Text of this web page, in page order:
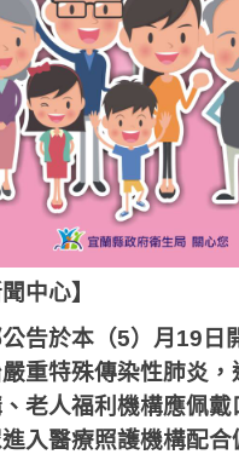
中心】
告於本（5）月 19 日
重特殊傳染性肺炎，
、老人福利機構應佩戴
入醫療照護機構配合